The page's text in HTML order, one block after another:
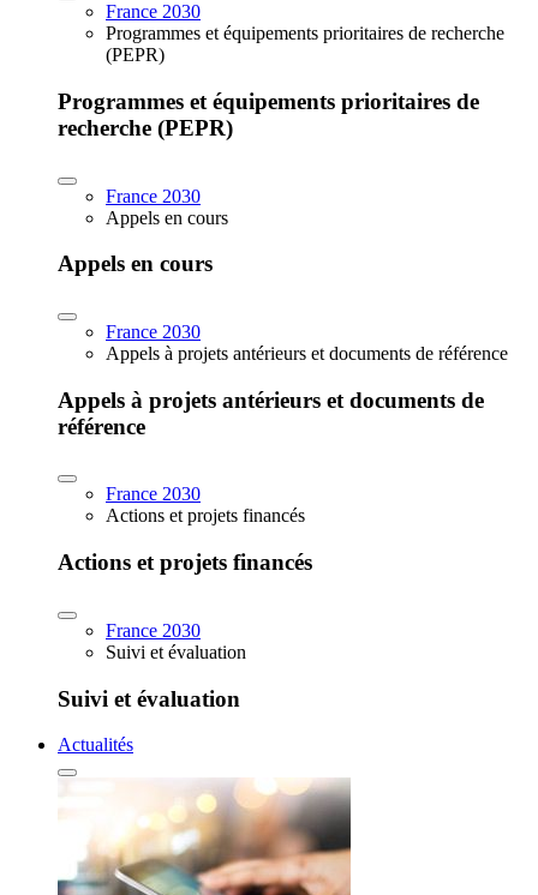
France 2030
Programmes et équipements prioritaires de recherche
(PEPR)
Programmes et équipements prioritaires de
recherche (PEPR)
France 2030
Appels en cours
Appels en cours
France 2030
Appels à projets antérieurs et documents de référence
Appels à projets antérieurs et documents de
référence
France 2030
Actions et projets financés
Actions et projets financés
France 2030
Suivi et évaluation
Suivi et évaluation
Actualités